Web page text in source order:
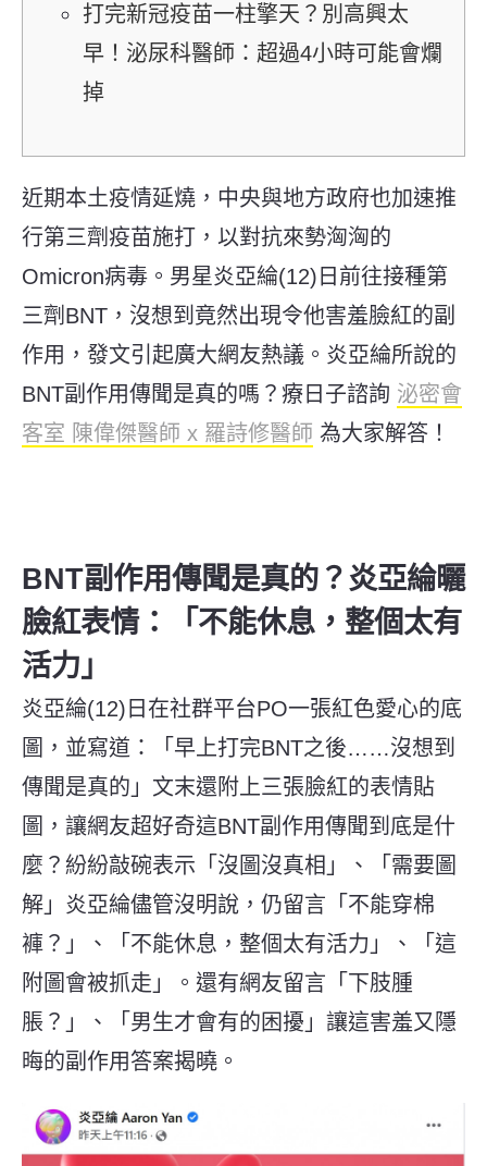
打完新冠疫苗一柱擎天？別高興太
早！泌尿科醫師：超過4小時可能會爛
掉
近期本土疫情延燒，中央與地方政府也加速推
行第三劑疫苗施打，以對抗來勢洶洶的
Omicron病毒。男星炎亞綸(12)日前往接種第
三劑BNT，沒想到竟然出現令他害羞臉紅的副
作用，發文引起廣大網友熱議。炎亞綸所說的
BNT副作用傳聞是真的嗎？療日子諮詢 泌密會
客室 陳偉傑醫師 x 羅詩修醫師 為大家解答！
BNT副作用傳聞是真的？炎亞綸曬
臉紅表情：「不能休息，整個太有
活力」
炎亞綸(12)日在社群平台PO一張紅色愛心的底
圖，並寫道：「早上打完BNT之後……沒想到
傳聞是真的」文末還附上三張臉紅的表情貼
圖，讓網友超好奇這BNT副作用傳聞到底是什
麼？紛紛敲碗表示「沒圖沒真相」、「需要圖
解」炎亞綸儘管沒明說，仍留言「不能穿棉
褲？」、「不能休息，整個太有活力」、「這
附圖會被抓走」。還有網友留言「下肢腫
脹？」、「男生才會有的困擾」讓這害羞又隱
晦的副作用答案揭曉。